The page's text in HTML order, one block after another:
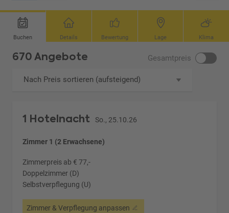
Buchen Details Bewertung Lage Klima
670 Angebote Gesamtpreis
Nach Preis sortieren (aufsteigend)
1 Hotelnacht So., 25.10.26
Zimmer 1 (2 Erwachsene)
Zimmerpreis ab € 77,-
Doppelzimmer (D)
Selbstverpflegung (U)
Zimmer & Verpflegung anpassen